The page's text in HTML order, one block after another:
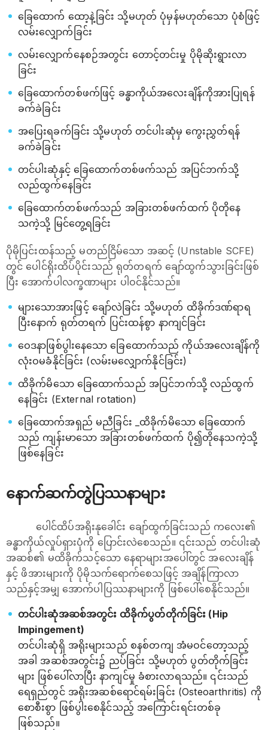
ခြေထောက် ထော့နဲ့ခြင်း သို့မဟုတ် ပုံမှန်မဟုတ်သော ပုံစံဖြင့်
လမ်းလျှောက်ခြင်း
လမ်းလျှောက်နေစဉ်အတွင်း တောင့်တင်းမှု ပိုမိုဆိုးရွားလာ
ခြင်း
ခြေထောက်တစ်ဖက်ဖြင့် ခန္ဓာကိုယ်အလေးချိန်ကိုအားပြုရန်
ခက်ခဲခြင်း
အပြေးရခက်ခြင်း သို့မဟုတ် တင်ပါးဆုံမှ ကွေးညွှတ်ရန်
ခက်ခဲခြင်း
တင်ပါးဆုံနှင့် ခြေထောက်တစ်ဖက်သည် အပြင်ဘက်သို့
လည်ထွက်နေခြင်း
ခြေထောက်တစ်ဖက်သည် အခြားတစ်ဖက်ထက် ပိုတိုနေ
သကဲ့သို့ မြင်တွေ့ရခြင်း
ပိုမိုပြင်းထန်သည့် မတည်ငြိမ်သော အဆင့် (Unstable SCFE)
တွင် ပေါင်ရိုးထိပ်ပိုင်းသည် ရုတ်တရက် ချော်ထွက်သွားခြင်းဖြစ်
ပြီး အောက်ပါလက္ခဏာများ ပါဝင်နိုင်သည်။
များသောအားဖြင့် ချော်လဲခြင်း သို့မဟုတ် ထိခိုက်ဒဏ်ရာရ
ပြီးနောက် ရုတ်တရက် ပြင်းထန်စွာ နာကျင်ခြင်း
ဝေဒနာဖြစ်ပွါးနေသော ခြေထောက်သည် ကိုယ်အလေးချိန်ကို
လုံးဝမခံနိုင်ခြင်း (လမ်းမလျှောက်နိုင်ခြင်း)
ထိခိုက်မိသော ခြေထောက်သည် အပြင်ဘက်သို့ လည်ထွက်
နေခြင်း (External rotation)
ခြေထောက်အရှည် မညီခြင်း _ထိခိုက်မိသော ခြေထောက်
သည် ကျန်းမာသော အခြားတစ်ဖက်ထက် ပို၍တိုနေသကဲ့သို့
ဖြစ်နေခြင်း
နောက်ဆက်တွဲပြဿနာများ
ပေါင်ထိပ်အရိုးနုခေါင်း ချော်ထွက်ခြင်းသည် ကလေး၏
ခန္ဓာကိုယ်လှုပ်ရှားပုံကို ပြောင်းလဲစေသည်။ ၎င်းသည် တင်ပါးဆုံ
အဆစ်၏ မထိခိုက်သင့်သော နေရာများအပေါ်တွင် အလေးချိန်
နှင့် ဖိအားများကို ပိုမိုသက်ရောက်စေသဖြင့် အချိန်ကြာလာ
သည်နှင့်အမျှ အောက်ပါပြဿနာများကို ဖြစ်ပေါ်စေနိုင်သည်။
တင်ပါးဆုံအဆစ်အတွင်း ထိခိုက်ပွတ်တိုက်ခြင်း (Hip
Impingement)
တင်ပါးဆုံရှိ အရိုးများသည် စနစ်တကျ အံမဝင်တော့သည့်
အခါ အဆစ်အတွင်း၌ ညပ်ခြင်း သို့မဟုတ် ပွတ်တိုက်ခြင်း
များ ဖြစ်ပေါ်လာပြီး နာကျင်မှု ခံစားလာရသည်။ ၎င်းသည်
ရေရှည်တွင် အရိုးအဆစ်ရောင်ရမ်းခြင်း (Osteoarthritis) ကို
စောစီးစွာ ဖြစ်ပွါးစေနိုင်သည့် အကြောင်းရင်းတစ်ခု
ဖြစ်သည်။